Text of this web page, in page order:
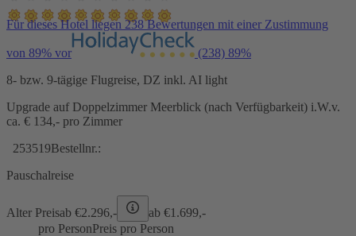
Für dieses Hotel liegen 238 Bewertungen mit einer Zustimmung
von 89% vor (238) 89%
8- bzw. 9-tägige Flugreise, DZ inkl. AI light
Upgrade auf Doppelzimmer Meerblick (nach Verfügbarkeit) i.W.v.
ca. € 134,- pro Zimmer
253519Bestellnr.:
Pauschalreise
Alter Preisab €2.296,- ab €1.699,-
pro PersonPreis pro Person